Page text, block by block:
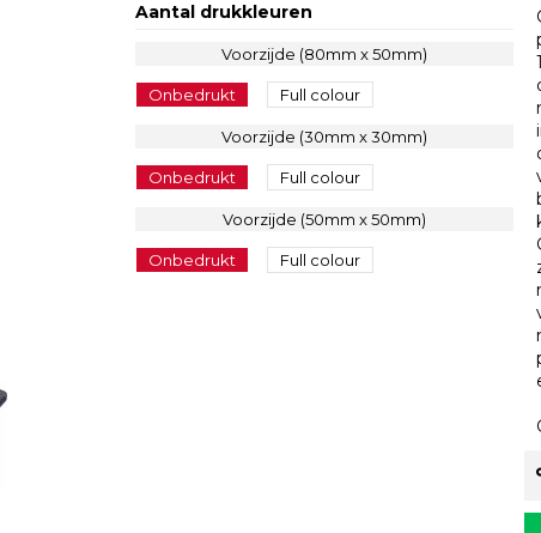
Aantal drukkleuren
Voorzijde (80mm x 50mm)
Onbedrukt Full colour
Voorzijde (30mm x 30mm)
Onbedrukt Full colour
Voorzijde (50mm x 50mm)
Onbedrukt Full colour